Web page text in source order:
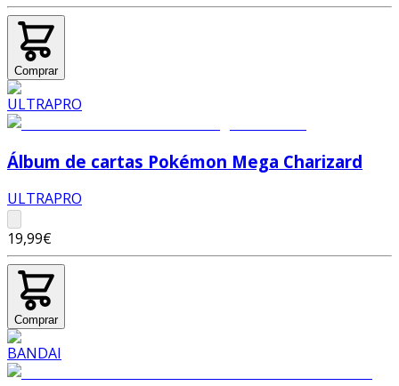
Comprar
Álbum de cartas Pokémon Mega Charizard
ULTRAPRO
19,99€
Comprar